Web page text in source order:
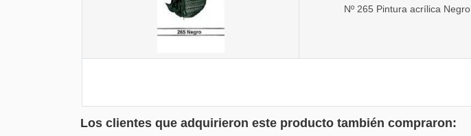
Nº 265 Pintura acrílica Negro
Los clientes que adquirieron este producto también compraron: